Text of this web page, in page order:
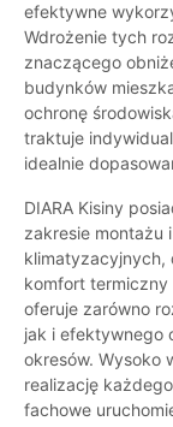
efektywne
Wdrożenie tych
znaczącego
budynków
ochronę
traktuje
idealnie
DIARA Kisiny
zakresie montażu
klimatyzacyjnych,
komfort termiczny
oferuje zarówno
jak i efektywnego
okresów. Wysoko
realizację
fachowe